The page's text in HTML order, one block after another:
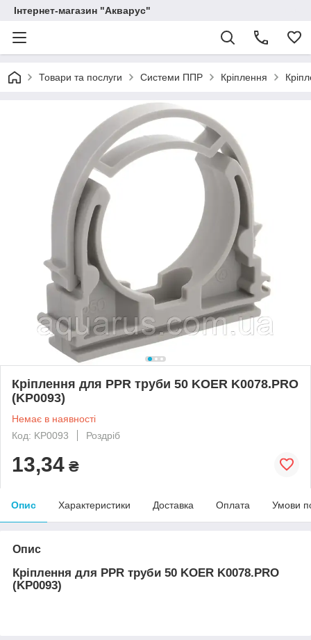
Інтернет-магазин "Акварус"
Товари та послуги Системи ППР Кріплення
Кріплення для PPR труби 50 KOER K0078.PRO
(KP0093)
Немає в наявності
Код: KP0093
Роздріб
13,34 ₴
Опис Характеристики Доставка Оплата Умови
Опис
Кріплення для PPR труби 50 KOER K0078.PRO
(KP0093)